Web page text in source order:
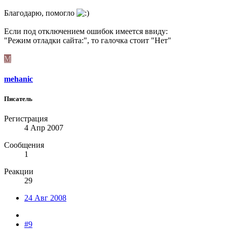
Благодарю, помогло
Если под отключением ошибок имеется ввиду:
"Режим отладки сайта:", то галочка стоит "Нет"
M
mehanic
Писатель
Регистрация
4 Апр 2007
Сообщения
1
Реакции
29
24 Авг 2008
#9